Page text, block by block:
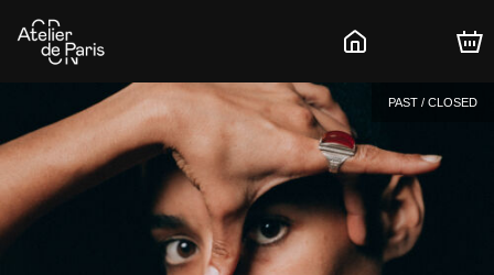
PAST / CLOSED